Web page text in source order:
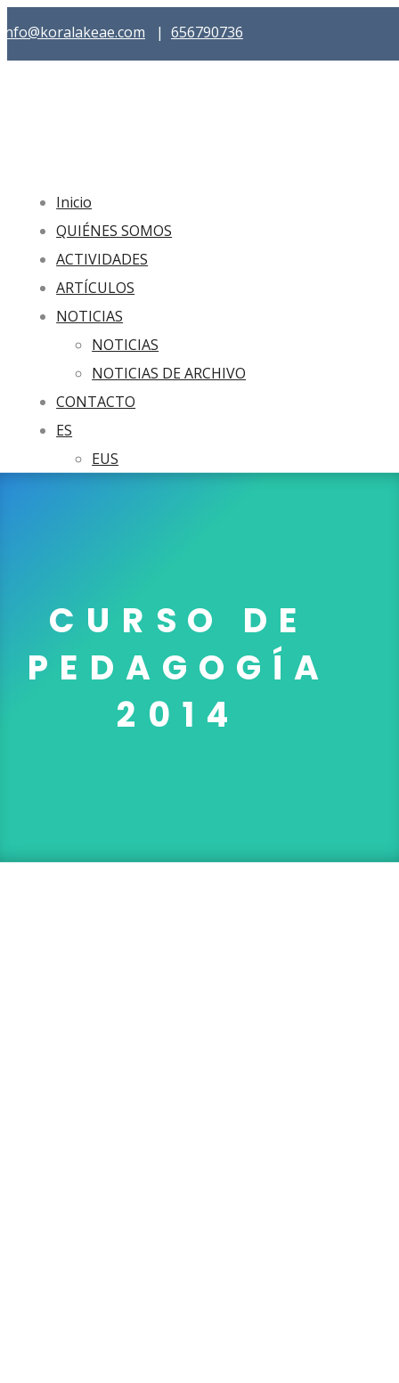
info@koralakeae.com | 656790736
Inicio
QUIÉNES SOMOS
ACTIVIDADES
ARTÍCULOS
NOTICIAS
NOTICIAS
NOTICIAS DE ARCHIVO
CONTACTO
ES
EUS
CURSO DE
PEDAGOGÍA
2014